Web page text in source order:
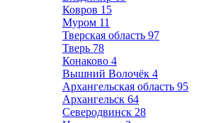
Ковров 15
Муром 11
Тверская область 97
Тверь 78
Конаково 4
Вышний Волочёк 4
Архангельская область 95
Архангельск 64
Северодвинск 28